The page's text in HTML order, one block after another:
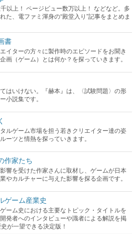
以上！ ページビュー数万以上！ などなど。多
た、電ファミ渾身の“殿堂入り”記事をまとめま
書
イターの方々に製作時のエピソードをお聞き
画（ゲーム）とは何か？を探っていきます。
はいけない。『赫本』は、〈試験問題〉の形
小説集です。
ルゲーム市場を担う若きクリエイター達の姿
ーツと情熱を探っていきます。
作家たち
響を受けた作家さんに取材し、ゲームが日本
やカルチャーに与えた影響を探る企画です。
ゲーム産業史
ーム史における主要なトピック・タイトルを
発者へのインタビューや識者による解説を掲
が一望できる決定版！